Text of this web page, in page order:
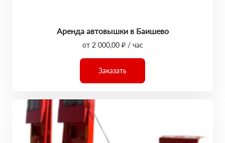
Аренда автовышки в Баишево
от 2 000,00 ₽ / час
Заказать